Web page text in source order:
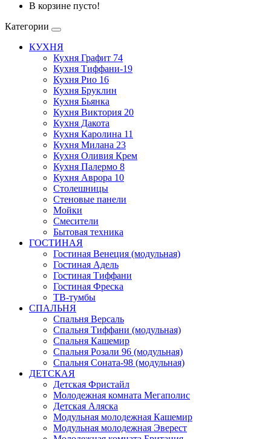
В корзине пусто!
Категории
КУХНЯ
Кухня Графит 74
Кухня Тиффани-19
Кухня Рио 16
Кухня Бруклин
Кухня Бьянка
Кухня Виктория 20
Кухня Дакота
Кухня Каролина 11
Кухня Милана 23
Кухня Оливия Крем
Кухня Палермо 8
Кухня Аврора 10
Столешницы
Стеновые панели
Мойки
Смесители
Бытовая техника
ГОСТИНАЯ
Гостиная Венеция (модульная)
Гостиная Адель
Гостиная Тиффани
Гостиная Фреска
ТВ-тумбы
СПАЛЬНЯ
Спальня Версаль
Спальня Тиффани (модульная)
Спальня Кашемир
Спальня Розали 96 (модульная)
Спальня Соната-98 (модульная)
ДЕТСКАЯ
Детская Фристайл
Молодежная комната Мегаполис
Детская Аляска
Модульная молодежная Кашемир
Модульная молодежная Эверест